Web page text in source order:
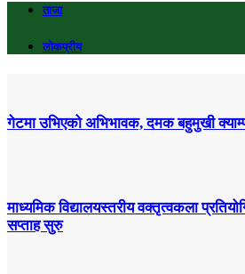
ताजा
लोकप्रीय
गेटमा उभिएको अभिभावक, दमक बहुमुखी
माध्यमिक विद्यालयस्तरीय वक्तृत्वकला
सप्ताह सुरु